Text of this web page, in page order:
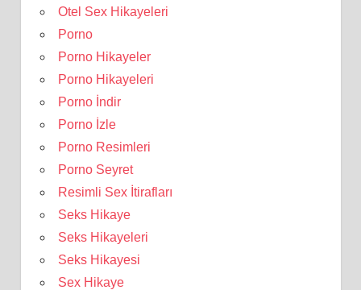
Otel Sex Hikayeleri
Porno
Porno Hikayeler
Porno Hikayeleri
Porno İndir
Porno İzle
Porno Resimleri
Porno Seyret
Resimli Sex İtirafları
Seks Hikaye
Seks Hikayeleri
Seks Hikayesi
Sex Hikaye